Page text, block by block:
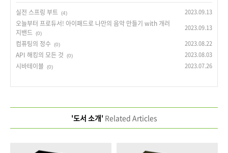
실전 스프링 부트
(4) 2023.09.13
오늘부터 프로듀서! 아이패드로 나만의 음악 만들기 with 개러
지밴드
(0)
2023.09.13
컴퓨팅의 정수 (0) 2023.08.22
API 해킹의 모든 것 (0) 2023.08.03
시바테이블 (0) 2023.07.26
'도서 소개'Related Articles